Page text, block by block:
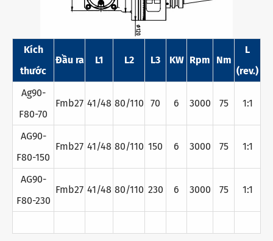
Kích
thước
Đầu ra L1 L2 L3 KW Rpm Nm
L
(rev.)
Ag90-
F80-70
Fmb27 41/48 80/110 70 6 3000 75 1:1
AG90-
F80-150
Fmb27 41/48 80/110 150 6 3000 75 1:1
AG90-
F80-230
Fmb27 41/48 80/110 230 6 3000 75 1:1